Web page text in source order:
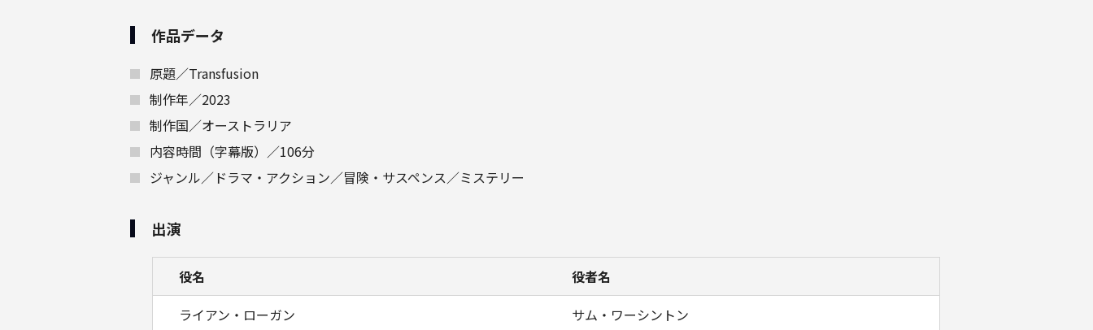
作品データ
原題／Transfusion
制作年／2023
制作国／オーストラリア
内容時間（字幕版）／106分
ジャンル／ドラマ・アクション／冒険・サスペンス／ミステリー
出演
役名
役者名
ライアン・ローガン
サム・ワーシントン